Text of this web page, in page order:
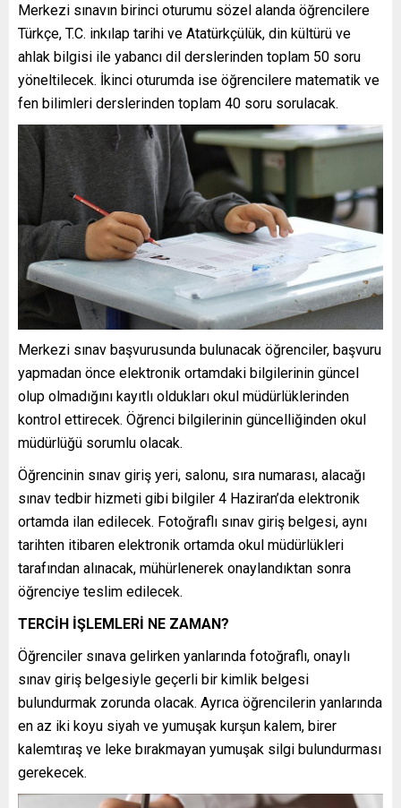
Merkezi sınavın birinci oturumu sözel alanda öğrencilere
Türkçe, T.C. inkılap tarihi ve Atatürkçülük, din kültürü ve
ahlak bilgisi ile yabancı dil derslerinden toplam 50 soru
yöneltilecek. İkinci oturumda ise öğrencilere matematik ve
fen bilimleri derslerinden toplam 40 soru sorulacak.
Merkezi sınav başvurusunda bulunacak öğrenciler, başvuru
yapmadan önce elektronik ortamdaki bilgilerinin güncel
olup olmadığını kayıtlı oldukları okul müdürlüklerinden
kontrol ettirecek. Öğrenci bilgilerinin güncelliğinden okul
müdürlüğü sorumlu olacak.
Öğrencinin sınav giriş yeri, salonu, sıra numarası, alacağı
sınav tedbir hizmeti gibi bilgiler 4 Haziran’da elektronik
ortamda ilan edilecek. Fotoğraflı sınav giriş belgesi, aynı
tarihten itibaren elektronik ortamda okul müdürlükleri
tarafından alınacak, mühürlenerek onaylandıktan sonra
öğrenciye teslim edilecek.
TERCİH İŞLEMLERİ NE ZAMAN?
Öğrenciler sınava gelirken yanlarında fotoğraflı, onaylı
sınav giriş belgesiyle geçerli bir kimlik belgesi
bulundurmak zorunda olacak. Ayrıca öğrencilerin yanlarında
en az iki koyu siyah ve yumuşak kurşun kalem, birer
kalemtıraş ve leke bırakmayan yumuşak silgi bulundurması
gerekecek.